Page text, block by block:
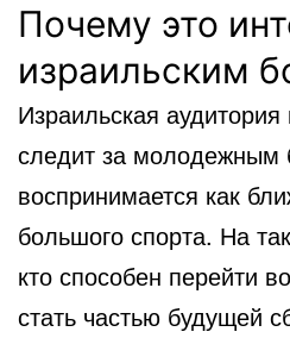
Почему это
израильским
Израильская
следит за молодежным
воспринимается как
большого спорта. На
кто способен перейти
стать частью будущей